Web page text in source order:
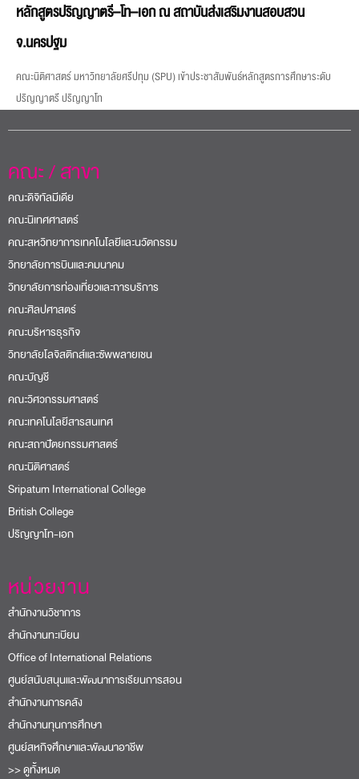
หลักสูตรปริญญาตรี–โท–เอก ณ สถาบันส่งเสริมงานสอบสวน
จ.นครปฐม
คณะนิติศาสตร์ มหาวิทยาลัยศรีปทุม (SPU) เข้าประชาสัมพันธ์หลักสูตรการศึกษาระดับ
ปริญญาตรี ปริญญาโท
คณะ / สาขา
คณะดิจิทัลมีเดีย
คณะนิเทศศาสตร์
คณะสหวิทยาการเทคโนโลยีและนวัตกรรม
วิทยาลัยการบินและคมนาคม
วิทยาลัยการท่องเที่ยวและการบริการ
คณะศิลปศาสตร์
คณะบริหารธุรกิจ
วิทยาลัยโลจิสติกส์และซัพพลายเชน
คณะบัญชี
คณะวิศวกรรมศาสตร์
คณะเทคโนโลยีสารสนเทศ
คณะสถาปัตยกรรมศาสตร์
คณะนิติศาสตร์
Sripatum International College
British College
ปริญญาโท-เอก
หน่วยงาน
สำนักงานวิชาการ
สำนักงานทะเบียน
Office of International Relations
ศูนย์สนับสนุนและพัฒนาการเรียนการสอน
สำนักงานการคลัง
สำนักงานทุนการศึกษา
ศูนย์สหกิจศึกษาและพัฒนาอาชีพ
>> ดูทั้งหมด